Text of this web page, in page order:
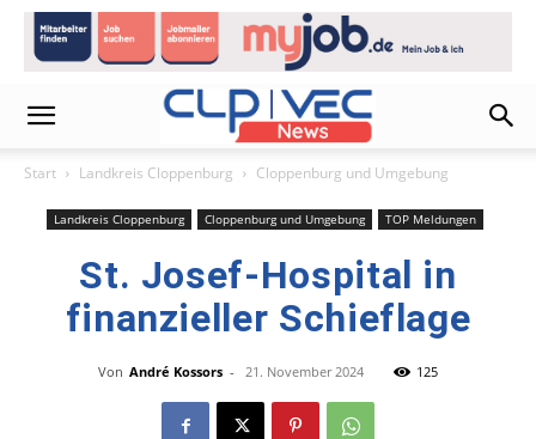
Start Landkreis Cloppenburg Cloppenburg und Umgebung
Landkreis Cloppenburg Cloppenburg und Umgebung TOP Meldungen
St. Josef-Hospital in
finanzieller Schieflage
Von André Kossors - 21. November 2024 125